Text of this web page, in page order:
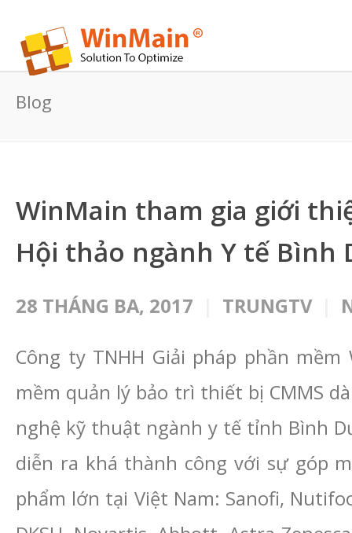
Blog
WinMain tham gia giới
Hội thảo ngành Y tế Bình
28 THÁNG BA, 2017 TRUNGTV
Công ty TNHH Giải pháp phần
mềm quản lý bảo trì thiết bị CMMS
nghệ kỹ thuật ngành y tế tỉnh Bình
diễn ra khá thành công với sự góp
phẩm lớn tại Việt Nam: Sanofi,